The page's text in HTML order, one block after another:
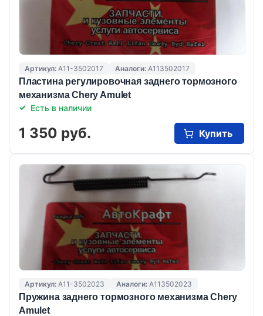
Артикул: A11-3502017 Аналоги: A113502017
Пластина регулировочная заднего тормозного
механизма Chery Amulet
Есть в наличии
1 350 руб. Купить
Артикул: A11-3502023 Аналоги: A113502023
Пружина заднего тормозного механизма Chery
Amulet